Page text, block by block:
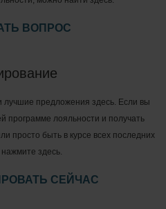
ВОПРОС
предложения здесь. Если вы
программе лояльности и получать
просто быть в курсе всех последних
здесь.
СЕЙЧАС